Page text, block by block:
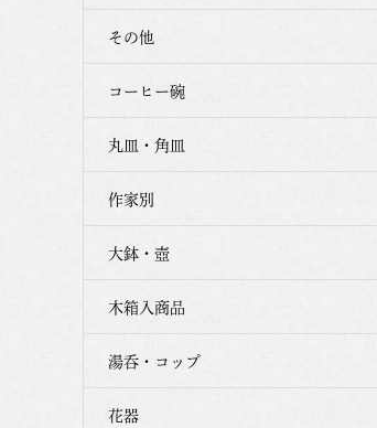
その他
コーヒー碗
丸皿・角皿
作家別
大鉢・壺
木箱入商品
湯呑・コップ
花器